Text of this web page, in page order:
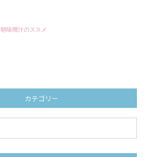
朝味噌汁のススメ
カテゴリー